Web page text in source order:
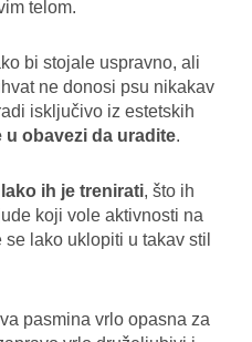
telom.
bi stojale uspravno, ali
ne donosi psu nikakav
isključivo iz estetskih
u obavezi da uradite.
ih je trenirati, što ih
koji vole aktivnosti na
lako uklopiti u takav stil
pasmina vrlo opasna za